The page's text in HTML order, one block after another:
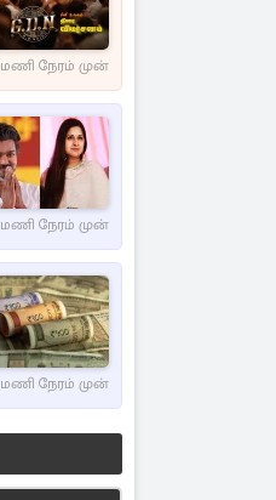
மணி நேரம் முன்
மணி நேரம் முன்
மணி நேரம் முன்